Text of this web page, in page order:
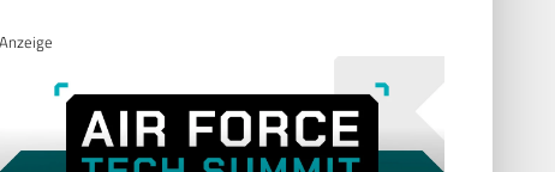
Anzeige